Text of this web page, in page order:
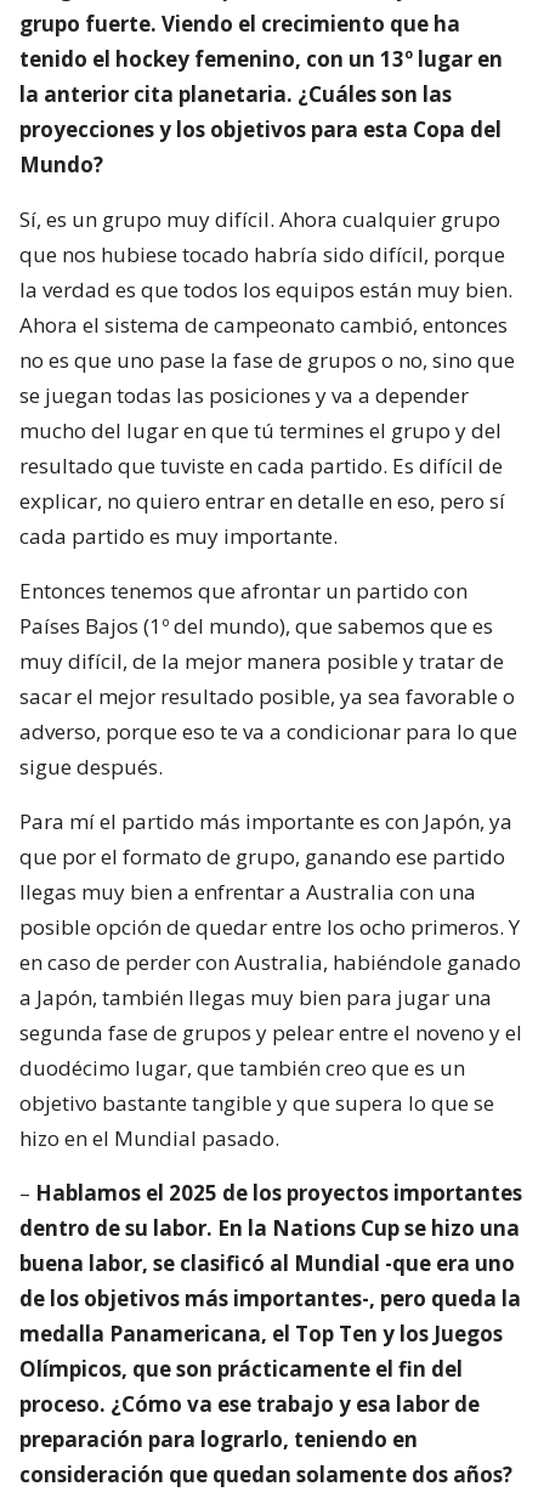
grupo fuerte. Viendo el crecimiento que ha
tenido el hockey femenino, con un 13º lugar en
la anterior cita planetaria. ¿Cuáles son las
proyecciones y los objetivos para esta Copa del
Mundo?
Sí, es un grupo muy difícil. Ahora cualquier grupo
que nos hubiese tocado habría sido difícil, porque
la verdad es que todos los equipos están muy bien.
Ahora el sistema de campeonato cambió, entonces
no es que uno pase la fase de grupos o no, sino que
se juegan todas las posiciones y va a depender
mucho del lugar en que tú termines el grupo y del
resultado que tuviste en cada partido. Es difícil de
explicar, no quiero entrar en detalle en eso, pero sí
cada partido es muy importante.
Entonces tenemos que afrontar un partido con
Países Bajos (1º del mundo), que sabemos que es
muy difícil, de la mejor manera posible y tratar de
sacar el mejor resultado posible, ya sea favorable o
adverso, porque eso te va a condicionar para lo que
sigue después.
Para mí el partido más importante es con Japón, ya
que por el formato de grupo, ganando ese partido
llegas muy bien a enfrentar a Australia con una
posible opción de quedar entre los ocho primeros. Y
en caso de perder con Australia, habiéndole ganado
a Japón, también llegas muy bien para jugar una
segunda fase de grupos y pelear entre el noveno y el
duodécimo lugar, que también creo que es un
objetivo bastante tangible y que supera lo que se
hizo en el Mundial pasado.
– Hablamos el 2025 de los proyectos importantes
dentro de su labor. En la Nations Cup se hizo una
buena labor, se clasificó al Mundial -que era uno
de los objetivos más importantes-, pero queda la
medalla Panamericana, el Top Ten y los Juegos
Olímpicos, que son prácticamente el fin del
proceso. ¿Cómo va ese trabajo y esa labor de
preparación para lograrlo, teniendo en
consideración que quedan solamente dos años?